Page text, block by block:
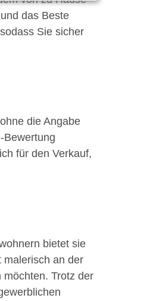
das Beste
Sie sicher
die Angabe
Bewertung
für den Verkauf,
bietet sie
malerisch an der
Trotz der